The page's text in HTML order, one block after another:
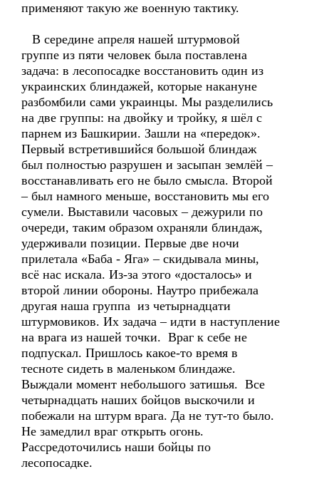
применяют такую же военную тактику.
В середине апреля нашей штурмовой
группе из пяти человек была поставлена
задача: в лесопосадке восстановить один из
украинских блиндажей, которые накануне
разбомбили сами украинцы. Мы разделились
на две группы: на двойку и тройку, я шёл с
парнем из Башкирии. Зашли на «передок».
Первый встретившийся большой блиндаж
был полностью разрушен и засыпан землёй –
восстанавливать его не было смысла. Второй
– был намного меньше, восстановить мы его
сумели. Выставили часовых – дежурили по
очереди, таким образом охраняли блиндаж,
удерживали позиции. Первые две ночи
прилетала «Баба - Яга» – скидывала мины,
всё нас искала. Из-за этого «досталось» и
второй линии обороны. Наутро прибежала
другая наша группа из четырнадцати
штурмовиков. Их задача – идти в наступление
на врага из нашей точки. Враг к себе не
подпускал. Пришлось какое-то время в
тесноте сидеть в маленьком блиндаже.
Выждали момент небольшого затишья. Все
четырнадцать наших бойцов выскочили и
побежали на штурм врага. Да не тут-то было.
Не замедлил враг открыть огонь.
Рассредоточились наши бойцы по
лесопосадке.